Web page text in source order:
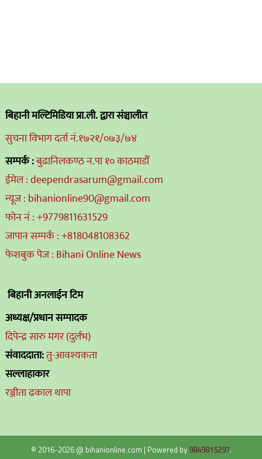
बिहानी मल्टिमिडिया प्रा.ली. द्वारा संञ्चालीत
सुचना विभाग दर्ता नं.१७२१/०७३/७४
सम्पर्क :बुढानिलकण्ठ न.पा १० काठमाडौं
ईमेल : deependrasarum@gmail.com
न्यूज : bihanionline90@gmail.com
फोन नं : +9779811631529
जापान सम्पर्क : +818048108362
फेशबुक पेज : Bihani Online News
बिहानी अनलाईन टिम
अध्यक्ष/प्रधान सम्पादक
दिपेन्द्र सारु मगर (दुर्लभ)
संवाददाता:तु-आवश्यकता
सल्लाहाकार
रञ्जीता ढकाल थापा
© 2016-2026 @ bihanionline.com | Powered by 9849815297.